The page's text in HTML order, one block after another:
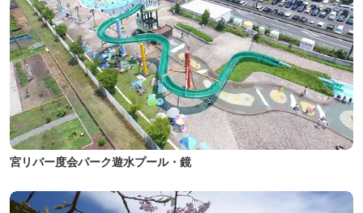
宮リバー度会パーク遊水プール・鏡